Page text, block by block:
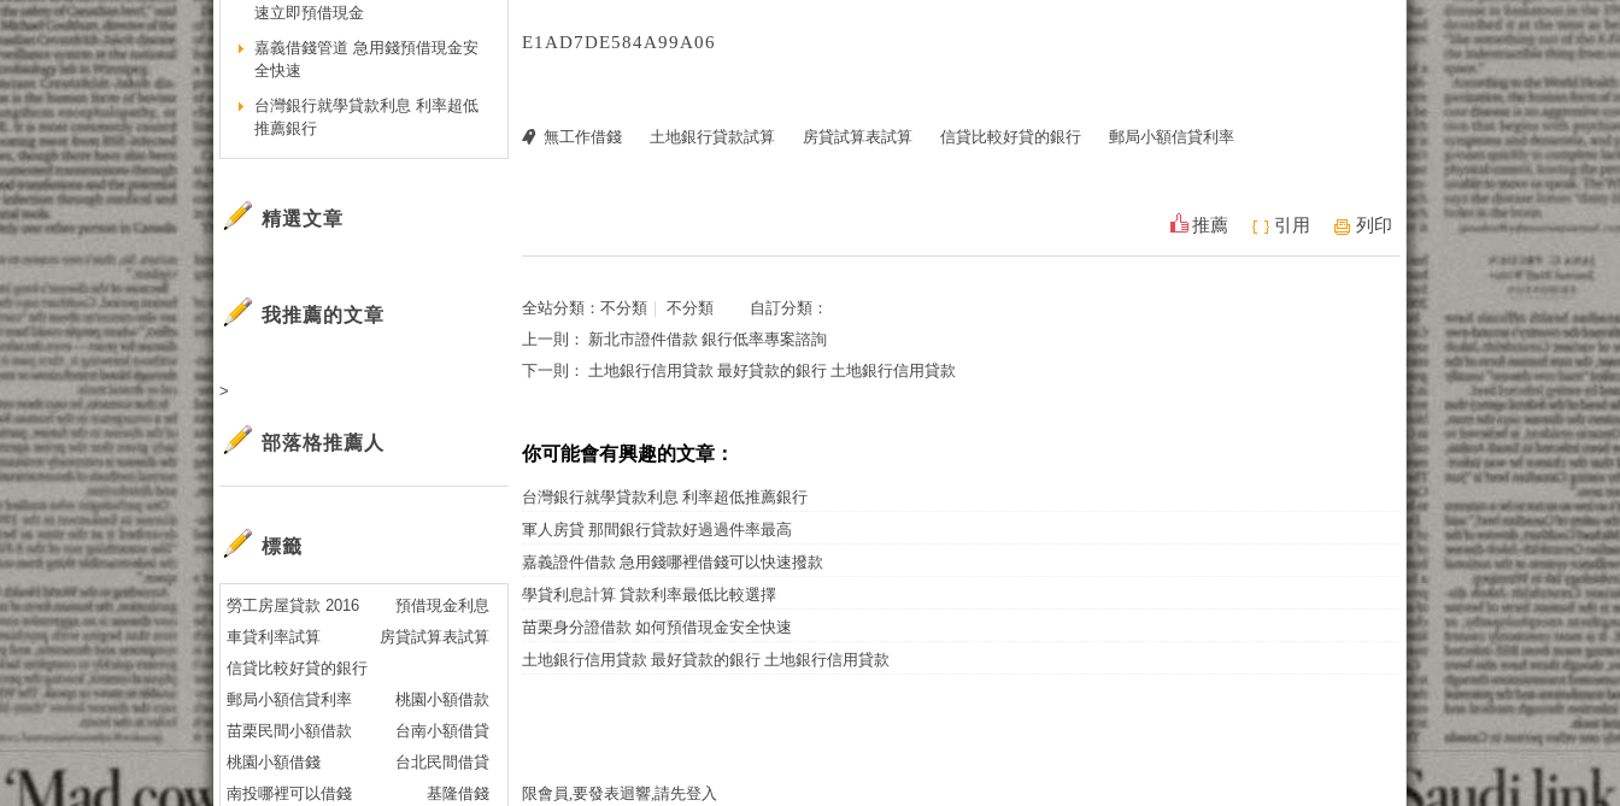
E1AD7DE584A99A06
無工作借錢 土地銀行貸款試算 房貸試算表試算 信貸比較好貸的銀行 郵局小額信貸利率
推薦 引用 列印
全站分類： 不分類 不分類
自訂分類：
上一則： 新北市證件借款 銀行低率專案諮詢
下一則： 土地銀行信用貸款 最好貸款的銀行 土地銀行信用貸款
你可能會有興趣的文章：
台灣銀行就學貸款利息 利率超低推薦銀行
軍人房貸 那間銀行貸款好過過件率最高
嘉義證件借款 急用錢哪裡借錢可以快速撥款
學貸利息計算 貸款利率最低比較選擇
苗栗身分證借款 如何預借現金安全快速
土地銀行信用貸款 最好貸款的銀行 土地銀行信用貸款
限會員,要發表迴響,請先登入
速立即預借現金
嘉義借錢管道 急用錢預借現金安
全快速
台灣銀行就學貸款利息 利率超低
推薦銀行
精選文章
我推薦的文章
>
部落格推薦人
標籤
勞工房屋貸款 2016
預借現金利息
車貸利率試算
房貸試算表試算
信貸比較好貸的銀行
郵局小額信貸利率
桃園小額借款
苗栗民間小額借款
台南小額借貸
桃園小額借錢
台北民間借貸
南投哪裡可以借錢
基隆借錢